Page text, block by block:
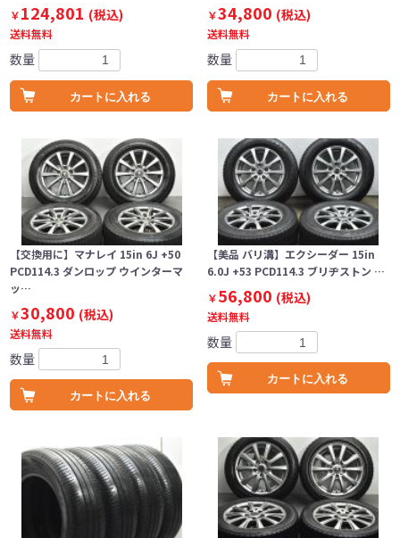
￥124,801 (税込)
送料無料
数量
カートに入れる
￥34,800 (税込)
送料無料
数量
カートに入れる
【交換用に】マナレイ 15in 6J +50
PCD114.3 ダンロップ ウインターマ
ッ…
￥30,800 (税込)
送料無料
数量
カートに入れる
【美品 バリ溝】エクシーダー 15in
6.0J +53 PCD114.3 ブリヂストン …
￥56,800 (税込)
送料無料
数量
カートに入れる